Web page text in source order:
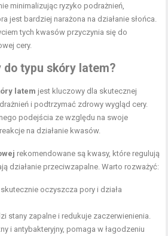
minimalizując ryzyko podrażnień,
jest bardziej narażona na działanie słońca.
tych kwasów przyczynia się do
cery.
do typu skóry latem?
latem jest kluczowy dla skutecznej
i podtrzymać zdrowy wygląd cery.
podejścia ze względu na swoje
na działanie kwasów.
rekomendowane są kwasy, które regulują
działanie przeciwzapalne. Warto rozważyć:
oczyszcza pory i działa
stany zapalne i redukuje zaczerwienienia.
i antybakteryjny, pomaga w łagodzeniu